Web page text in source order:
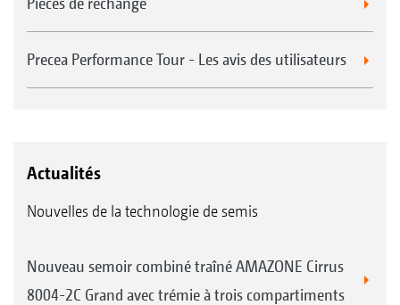
Precea Performance Tour - Les avis des utilisateurs
Actualités
Nouvelles de la technologie de semis
Nouveau semoir combiné traîné AMAZONE Cirrus
8004-2C Grand avec trémie à trois compartiments